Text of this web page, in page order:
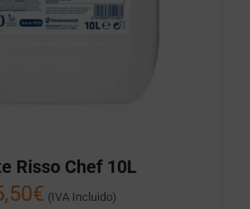
Risso Chef 10L
€ (IVA Incluido)